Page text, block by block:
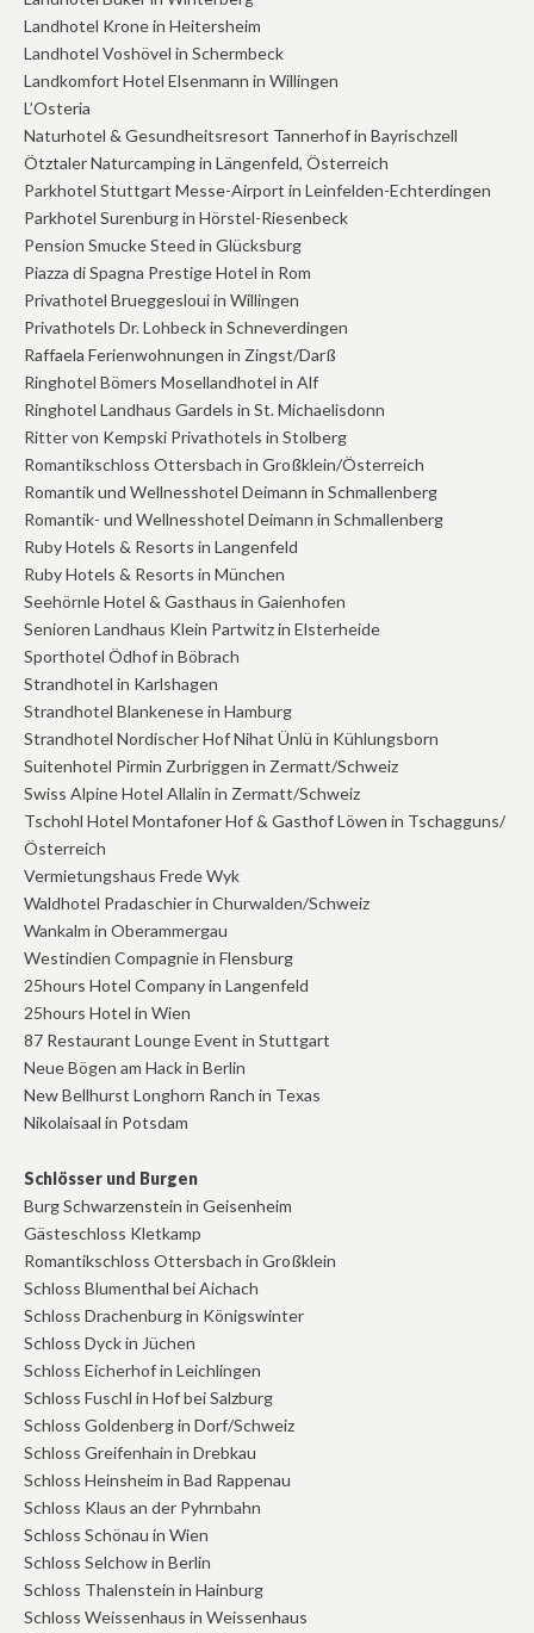
Landhotel Krone in Heitersheim
Landhotel Voshövel in Schermbeck
Landkomfort Hotel Elsenmann in Willingen
L’Osteria
Naturhotel & Gesundheitsresort Tannerhof in Bayrischzell
Ötztaler Naturcamping in Längenfeld, Österreich
Parkhotel Stuttgart Messe-Airport in Leinfelden-Echterdingen
Parkhotel Surenburg in Hörstel-Riesenbeck
Pension Smucke Steed in Glücksburg
Piazza di Spagna Prestige Hotel in Rom
Privathotel Brueggesloui in Willingen
Privathotels Dr. Lohbeck in Schneverdingen
Raffaela Ferienwohnungen in Zingst/Darß
Ringhotel Bömers Mosellandhotel in Alf
Ringhotel Landhaus Gardels in St. Michaelisdonn
Ritter von Kempski Privathotels in Stolberg
Romantikschloss Ottersbach in Großklein/Österreich
Romantik und Wellnesshotel Deimann in Schmallenberg
Romantik- und Wellnesshotel Deimann in Schmallenberg
Ruby Hotels & Resorts in Langenfeld
Ruby Hotels & Resorts in München
Seehörnle Hotel & Gasthaus in Gaienhofen
Senioren Landhaus Klein Partwitz in Elsterheide
Sporthotel Ödhof in Böbrach
Strandhotel in Karlshagen
Strandhotel Blankenese in Hamburg
Strandhotel Nordischer Hof Nihat Ünlü in Kühlungsborn
Suitenhotel Pirmin Zurbriggen in Zermatt/Schweiz
Swiss Alpine Hotel Allalin in Zermatt/Schweiz
Tschohl Hotel Montafoner Hof & Gasthof Löwen in Tschagguns/
Österreich
Vermietungshaus Frede Wyk
Waldhotel Pradaschier in Churwalden/Schweiz
Wankalm in Oberammergau
Westindien Compagnie in Flensburg
25hours Hotel Company in Langenfeld
25hours Hotel in Wien
87 Restaurant Lounge Event in Stuttgart
Neue Bögen am Hack in Berlin
New Bellhurst Longhorn Ranch in Texas
Nikolaisaal in Potsdam
Schlösser und Burgen
Burg Schwarzenstein in Geisenheim
Gästeschloss Kletkamp
Romantikschloss Ottersbach in Großklein
Schloss Blumenthal bei Aichach
Schloss Drachenburg in Königswinter
Schloss Dyck in Jüchen
Schloss Eicherhof in Leichlingen
Schloss Fuschl in Hof bei Salzburg
Schloss Goldenberg in Dorf/Schweiz
Schloss Greifenhain in Drebkau
Schloss Heinsheim in Bad Rappenau
Schloss Klaus an der Pyhrnbahn
Schloss Schönau in Wien
Schloss Selchow in Berlin
Schloss Thalenstein in Hainburg
Schloss Weissenhaus in Weissenhaus